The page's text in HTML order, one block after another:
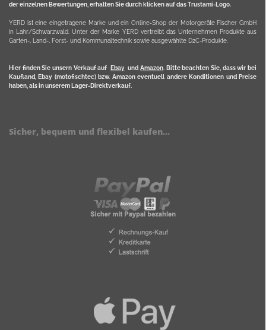
der einzelnen Bewertungen, erhalten Sie durch klicken auf das Trustami-Logo.
YERD ist eine eingetragene Marke und ein Online-Shop der Motorgeräte Fischer GmbH
in Lahr/Schwarzwald. Unter der Marke YERD vertreibt das Unternehmen Produkte aus
Garten-, Land-, Forst- und Kommunaltechnik sowie ausgewählte D2C-Produkte.
Hier finden Sie unsern Verkauf auf Ebayund Amazon. Bitte beachten Sie, dass wir bei
Kaufland, Ebay (motofischtec) bzw. Amazon eventuell andere Konditionen und Preise
haben, als in unserem Lager-Direktverkauf.
Sicher, bequem und flexibel kaufen...